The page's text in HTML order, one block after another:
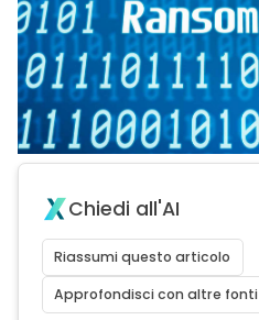
Chiedi all'AI
Riassumi questo articolo
Approfondisci con altre fonti